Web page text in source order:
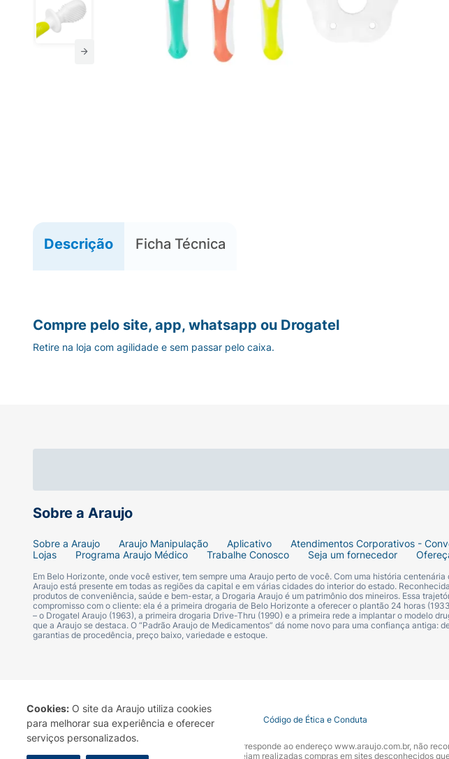
Cookies: O site da Araujo utiliza cookies
para melhorar sua experiência e oferecer
serviços personalizados.
Descrição Ficha Técnica
Sobre a Araujo
Sobre a Araujo Araujo Manipulação Aplicativo Atendimentos Corporativos -
Lojas
Programa Araujo Médico Trabalhe Conosco Seja um fornecedor
Em Belo Horizonte, onde você estiver, tem sempre uma Araujo perto de você. Com uma história
Araujo está presente em todas as regiões da capital e em várias cidades do interior do estado.
produtos de conveniência, saúde e bem-estar, a Drogaria Araujo é um patrimônio dos mineiros. Essa
compromisso com o cliente: ela é a primeira drogaria de Belo Horizonte a oferecer o plantão 24 horas
– o Drogatel Araujo (1963), a primeira drogaria Drive-Thru (1990) e a primeira rede a implantar o modelo
que a Araujo se destaca. O “Padrão Araujo de Medicamentos” dá nome novo para uma confiança antiga:
garantias de procedência, preço baixo, variedade e estoque.
Compre pelo site, app, whatsapp ou Drogatel
Retire na loja com agilidade e sem passar pelo caixa.
Termo de Uso Portal da Privacidade Covid-19 Código de Ética e Conduta
A Drogaria Araujo S/A informa que o seu site oficial corresponde ao endereço www.araujo.com.br, não
marca. Para sua segurança recomendamos que não sejam realizadas compras em sites desconhecidos